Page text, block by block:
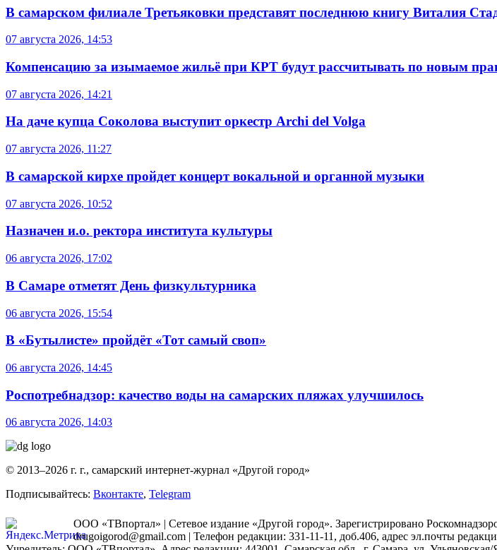
В самарском филиале Третьяковки представят последнюю книгу Виталия
07 августа 2026, 14:53
Компенсацию за изымаемое жильё при КРТ будут рассчитывать по новым
07 августа 2026, 14:21
На даче купца Соколова выступит оркестр Archi del Volga
07 августа 2026, 11:27
В самарской кирхе пройдет концерт вокальной и органной музыки
07 августа 2026, 10:52
Назначен и.о. ректора института культуры
06 августа 2026, 17:02
В Самаре отметят День физкультурника
06 августа 2026, 15:54
В «Бутылисте» пройдёт «Тот самый своп»
06 августа 2026, 14:45
Роспотребнадзор: качество воды на самарских пляжах улучшилось
06 августа 2026, 14:03
© 2013–2026 г. г., самарский интернет-журнал «Другой город»
Подписывайтесь: Вконтакте, Telegram
ООО «ТВпортал» | Сетевое издание «Другой город». Зарегистрировано
drugoigorod@gmail.com | Телефон редакции: 331-11-11, доб.406, адрес эл.почты